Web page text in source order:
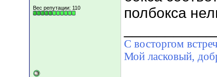
Вес репутации: 110
полбокса
С восторгом
Мой ласковый,